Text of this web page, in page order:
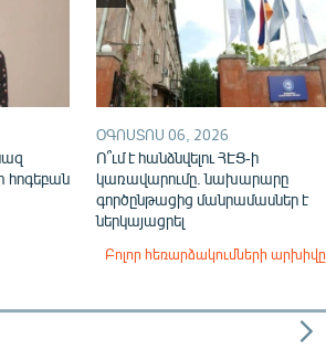
հոգեբան
ՕԳՈՍՏՈՍ 06, 2026
Ո՞ւմ է հանձնվելու ՀԷՑ-ի
կառավարումը. նախարարը
գործընթացից մանրամասներ է
ներկայացրել
Բոլոր հեռարձակումների արխիվը